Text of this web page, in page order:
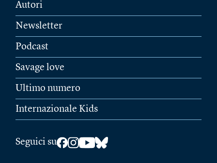
Autori
Newsletter
Podcast
Savage love
Ultimo numero
Internazionale Kids
Seguici su